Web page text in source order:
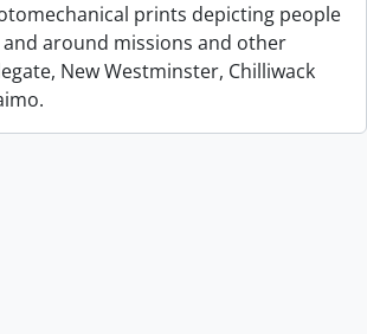
prints depicting people
around missions and other
New Westminster, Chilliwack